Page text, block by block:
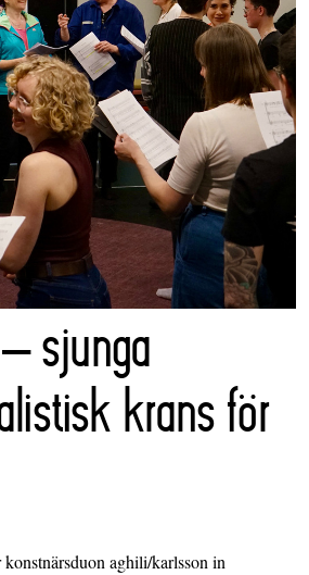
sjunga
krans för
aghili/karlsson in